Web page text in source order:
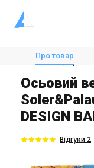
Магазин Вентиляція
💨Вентилятори для
Про товар
Осьовий
DESIGN
Відгуки 2